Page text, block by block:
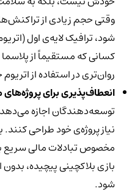
وقتی حجم زیادی از
شود، ترافیک لایه‌ی اول
کسانی که مستقیماً از
روان‌تری در استفاده از
انعطاف‌پذیری برای
توسعه‌دهندگان اجازه می‌دهد
نیاز پروژه‌ی خود طراحی کنند.
مخصوص تبادلات مالی سریع
بازی بلاکچینی پیچیده،
شود.